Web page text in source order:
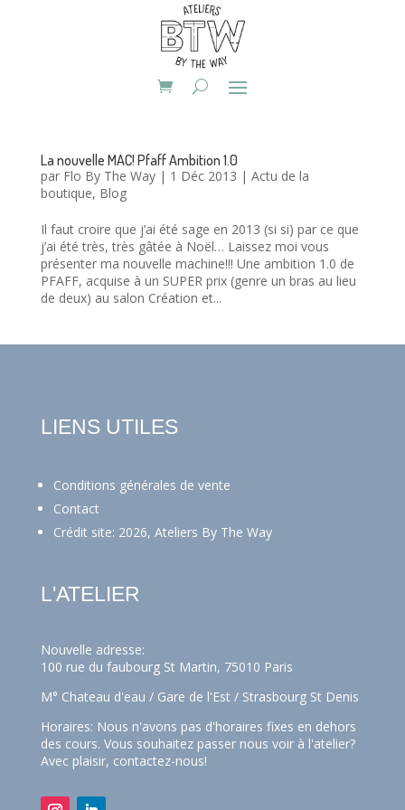
La nouvelle MAC! Pfaff Ambition 1.0
par Flo By The Way| 1 Déc 2013 | Actu de la
boutique, Blog
Il faut croire que j’ai été sage en 2013 (si si) par ce que
j’ai été très, très gâtée à Noël… Laissez moi vous
présenter ma nouvelle machine!!! Une ambition 1.0 de
PFAFF, acquise à un SUPER prix (genre un bras au lieu
de deux) au salon Création et...
LIENS UTILES
Conditions générales de vente
Contact
Crédit site: 2026, Ateliers By The Way
L'ATELIER
Nouvelle adresse:
100 rue du faubourg St Martin, 75010 Paris
M° Chateau d'eau / Gare de l'Est / Strasbourg St Denis
Horaires: Nous n'avons pas d'horaires fixes en dehors
des cours. Vous souhaitez passer nous voir à l'atelier?
Avec plaisir, contactez-nous!